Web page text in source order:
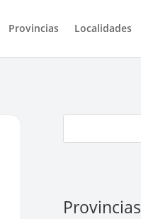
Provincias Localidades
Provincias